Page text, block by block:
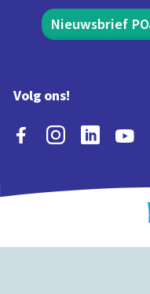
Nieuwsbrief PO
Volg ons!